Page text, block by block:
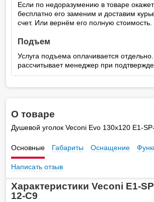
Если по недоразумению в товаре
бесплатно его заменим и доставим
счет. Или вернём его полную стоимость.
Подъем
Услуга подъема оплачивается
рассчитывает менеджер при
О товаре
Душевой уголок Veconi Evo 130х120 E1-
Основные Габариты Оснащение
Написать отзыв
Характеристики Veconi E1-
12-C9